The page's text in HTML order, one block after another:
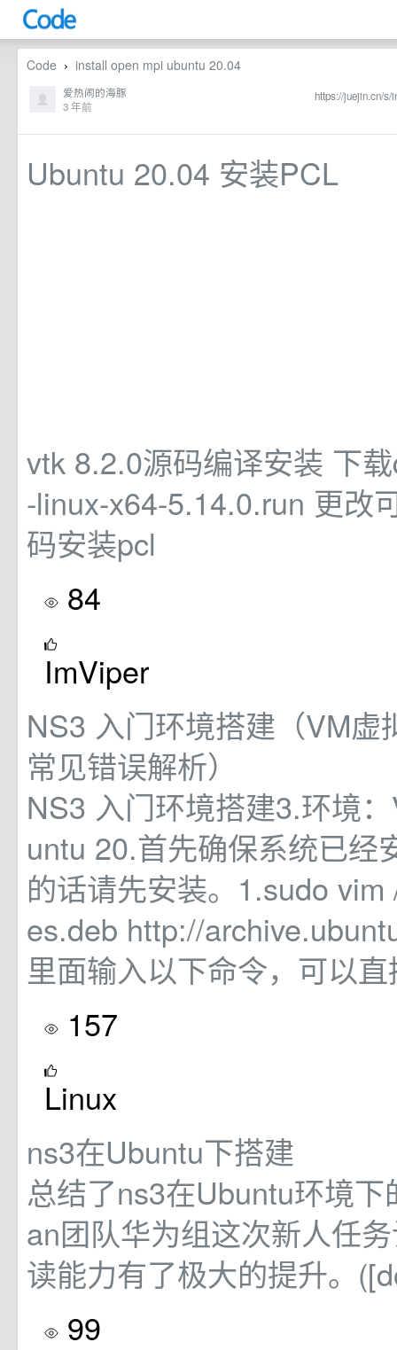
Code › install open mpi ubuntu 20.04
https://juejin.cn/s/
爱热闹的海豚
3 年前
Ubuntu 20.04 安装PCL
vtk 8.2.0源码编译安装 下
-linux-x64-5.14.0.run 更改
码安装pcl
84
ImViper
NS3 入门环境搭建（VM虚
常见错误解析）
NS3 入门环境搭建3.环境
untu 20.首先确保系统已经
的话请先安装。1.sudo
es.deb http://
里面输入以下命令，可以
157
Linux
ns3在Ubuntu下搭建
总结了ns3在Ubuntu环境
an团队华为组这次新人任
读能力有了极大的提升。
99